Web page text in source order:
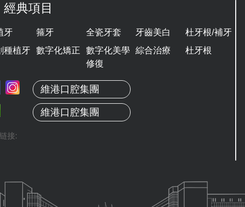
經典項目
牙 箍牙 全瓷牙套 牙齒美白
杜牙根/補牙
種植牙 數字化矯正
數字化美學
修復
綜合治療 杜牙根
維港口腔集團
維港口腔集團
接: